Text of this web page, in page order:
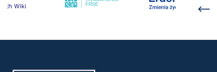
się
się